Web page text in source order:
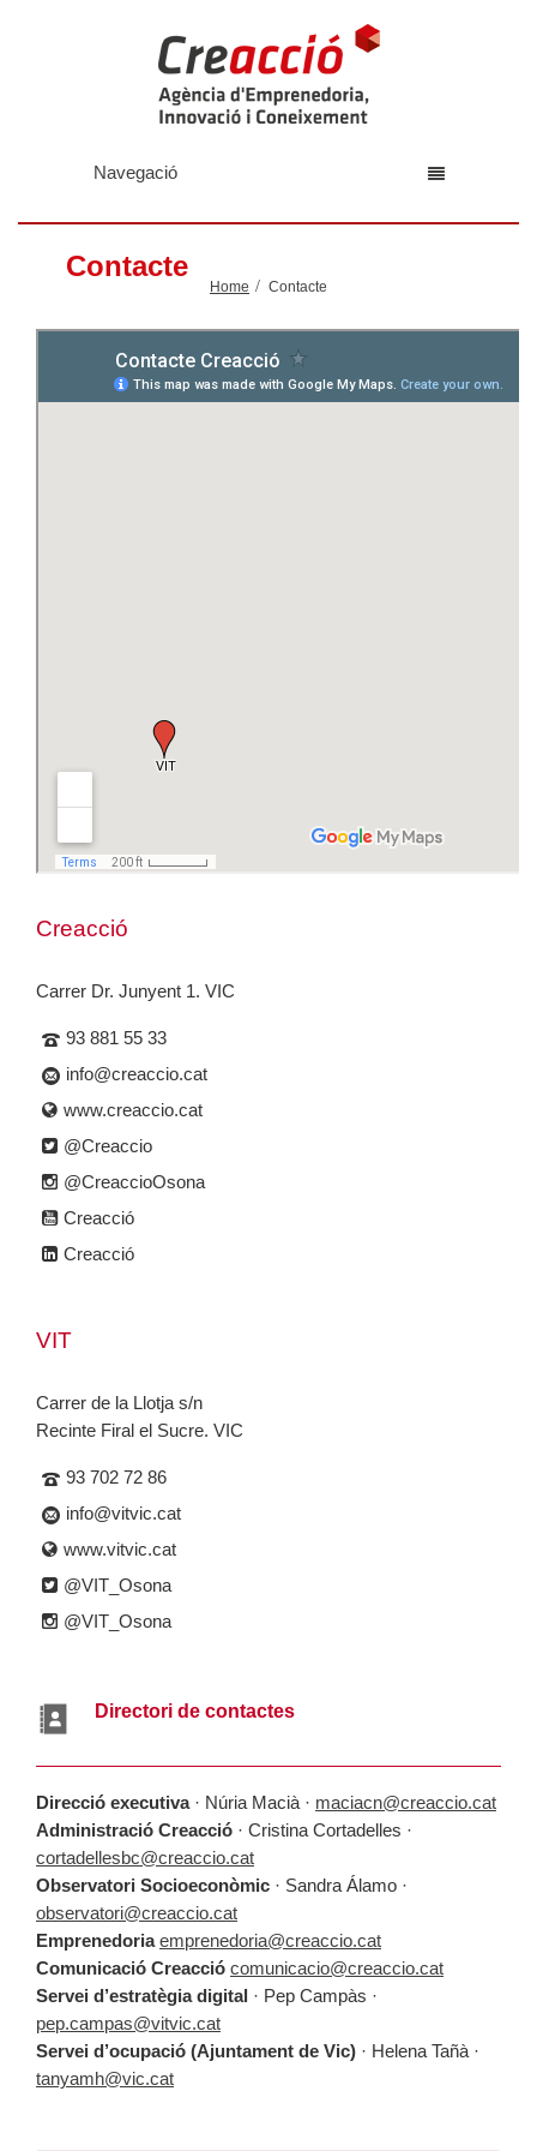
Navegació
Contacte
Home Contacte
Creacció
Carrer Dr. Junyent 1. VIC
93 881 55 33
info@creaccio.cat
www.creaccio.cat
@Creaccio
@CreaccioOsona
Creacció
Creacció
VIT
Carrer de la Llotja s/n
Recinte Firal el Sucre. VIC
93 702 72 86
info@vitvic.cat
www.vitvic.cat
@VIT_Osona
@VIT_Osona
Directori de contactes
Direcció executiva· Núria Macià · maciacn@creaccio.cat
Administració Creacció · Cristina Cortadelles ·
cortadellesbc@creaccio.cat
Observatori Socioeconòmic · Sandra Álamo ·
observatori@creaccio.cat
Emprenedoriaemprenedoria@creaccio.cat
Comunicació Creacció comunicacio@creaccio.cat
Servei d’estratègia digital · Pep Campàs ·
pep.campas@vitvic.cat
Servei d’ocupació (Ajuntament de Vic) · Helena Tañà ·
tanyamh@vic.cat